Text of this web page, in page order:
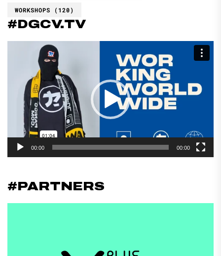
WORKSHOPS (120)
#DGCV.TV
Reproductor
vídeo
00:00 00:00
#PARTNERS